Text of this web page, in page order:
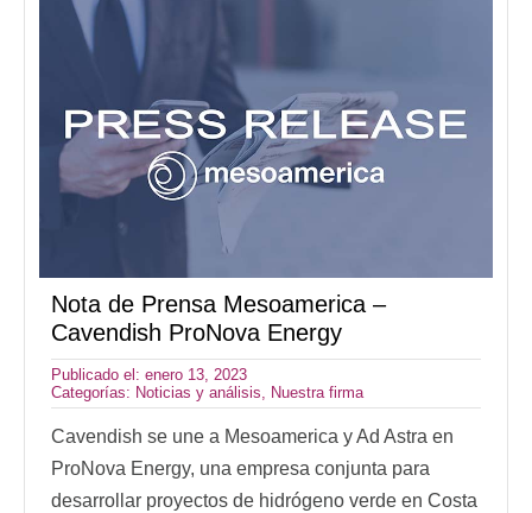
Nota de Prensa Mesoamerica –
Cavendish ProNova Energy
Publicado el: enero 13, 2023
Categorías: Noticias y análisis Nuestra firma
Cavendish se une a Mesoamerica y Ad Astra en
ProNova Energy, una empresa conjunta para
desarrollar proyectos de hidrógeno verde en Costa